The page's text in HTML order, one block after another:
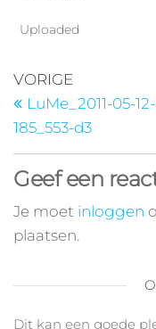
Uploaded
VORIGE
LuMe_2011-05-
185_553-d3
Geef een
Je moet inloggen
plaatsen.
Dit kan een goede